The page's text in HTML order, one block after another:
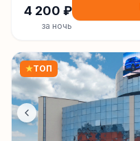
4 200 ₽
за ночь
★ТОП